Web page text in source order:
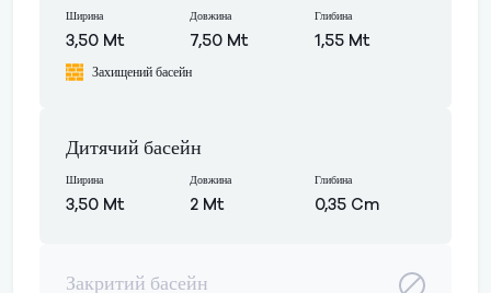
Ширина
3,50 Mt
Довжина
7,50 Mt
Глибина
1,55 Mt
Захищений басейн
Дитячий басейн
Ширина
3,50 Mt
Довжина
2 Mt
Глибина
0,35 Cm
Закритий басейн